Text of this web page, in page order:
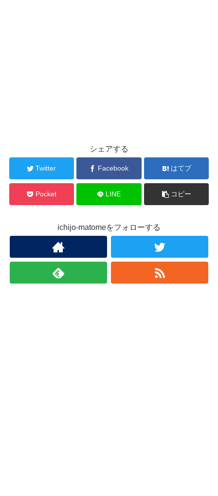
シェアする
Twitter Facebook はてブ
Pocket LINE コピー
ichijo-matomeをフォローする